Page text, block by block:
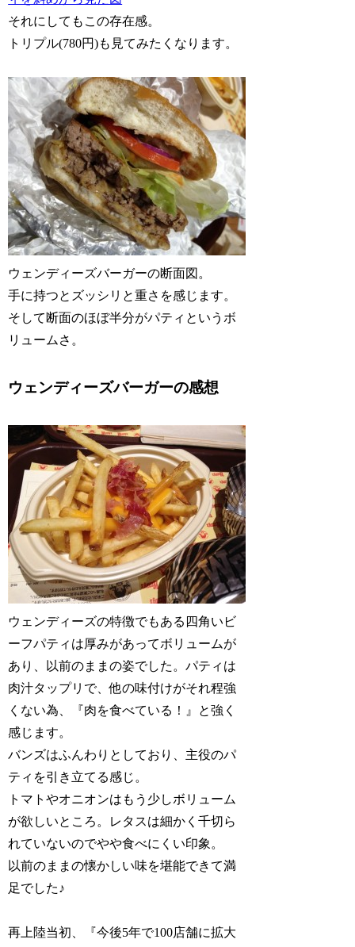
それにしてもこの存在感。
トリプル(780円)も見てみたくなります。
ウェンディーズバーガーの断面図。
手に持つとズッシリと重さを感じます。
そして断面のほぼ半分がパティというボ
リュームさ。
ウェンディーズバーガーの感想
ウェンディーズの特徴でもある四角いビ
ーフパティは厚みがあってボリュームが
あり、以前のままの姿でした。パティは
肉汁タップリで、他の味付けがそれ程強
くない為、『肉を食べている！』と強く
感じます。
バンズはふんわりとしており、主役のパ
ティを引き立てる感じ。
トマトやオニオンはもう少しボリューム
が欲しいところ。レタスは細かく千切ら
れていないのでやや食べにくい印象。
以前のままの懐かしい味を堪能できて満
足でした♪
再上陸当初、『今後5年で100店舗に拡大